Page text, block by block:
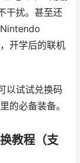
干扰。甚至还
开学后的联机
以试试兑换码
的必备装备。
教程（支